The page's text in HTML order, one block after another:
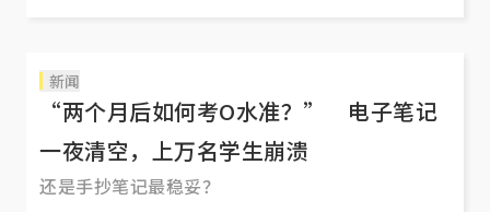
新闻
“两个月后如何考O水准？” 电子笔记
一夜清空，上万名学生崩溃
还是手抄笔记最稳妥？